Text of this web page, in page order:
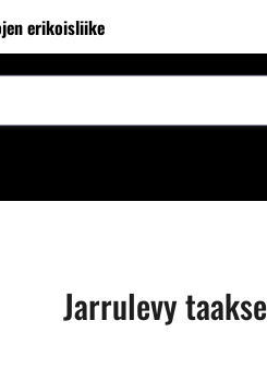
erikoisliike
Jarrulevy taakse